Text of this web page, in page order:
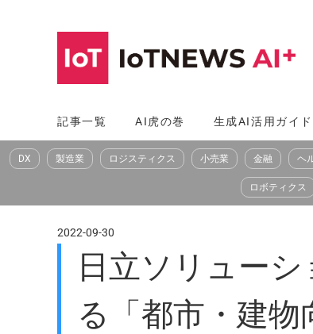
へ
ス
記事一覧 AI虎の巻 生成AI活用ガイド
DX 製造業 ロジスティクス 小売業 金融 ヘ
ロボティクス
2022-09-30
日立ソリュー
る「都市・建